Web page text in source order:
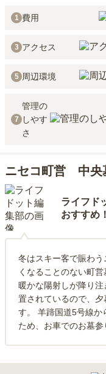
1 費用
3 アクセス
5 周辺環境
7
管理の
しやす
さ
ニセコ町営 中央
ライフド
おすすめ！
冬はスキー客で賑わ
くなることのない町
暖かな陽射しが降り
置されているので、
す。 羊蹄国道5号線か
ため、お車でのお墓参